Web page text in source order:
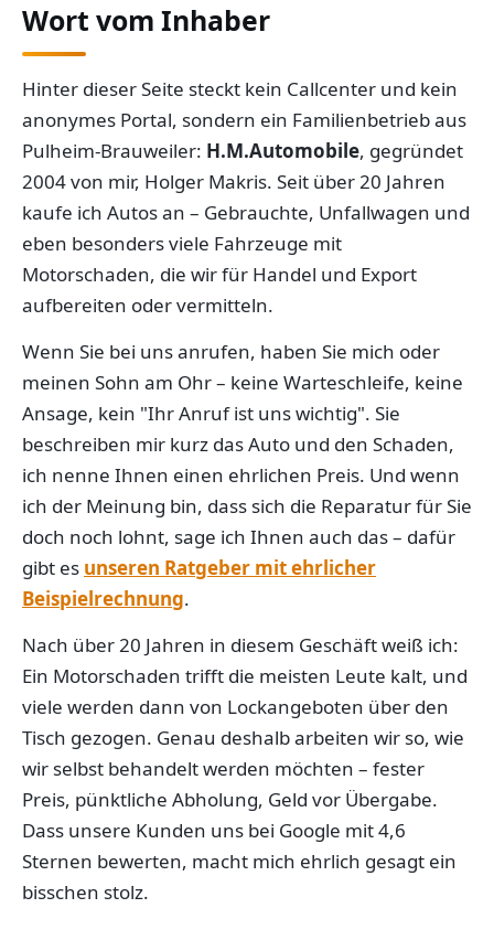
Wort vom Inhaber
Hinter dieser Seite steckt kein Callcenter und kein
anonymes Portal, sondern ein Familienbetrieb aus
Pulheim-Brauweiler: H.M.Automobile, gegründet
2004 von mir, Holger Makris. Seit über 20 Jahren
kaufe ich Autos an – Gebrauchte, Unfallwagen und
eben besonders viele Fahrzeuge mit
Motorschaden, die wir für Handel und Export
aufbereiten oder vermitteln.
Wenn Sie bei uns anrufen, haben Sie mich oder
meinen Sohn am Ohr – keine Warteschleife, keine
Ansage, kein "Ihr Anruf ist uns wichtig". Sie
beschreiben mir kurz das Auto und den Schaden,
ich nenne Ihnen einen ehrlichen Preis. Und wenn
ich der Meinung bin, dass sich die Reparatur für Sie
doch noch lohnt, sage ich Ihnen auch das – dafür
gibt es unseren Ratgeber mit ehrlicher
Beispielrechnung.
Nach über 20 Jahren in diesem Geschäft weiß ich:
Ein Motorschaden trifft die meisten Leute kalt, und
viele werden dann von Lockangeboten über den
Tisch gezogen. Genau deshalb arbeiten wir so, wie
wir selbst behandelt werden möchten – fester
Preis, pünktliche Abholung, Geld vor Übergabe.
Dass unsere Kunden uns bei Google mit 4,6
Sternen bewerten, macht mich ehrlich gesagt ein
bisschen stolz.